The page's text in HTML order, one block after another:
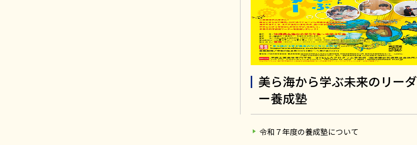
美ら海から学ぶ未来のリーダ
ー養成塾
令和７年度の養成塾について